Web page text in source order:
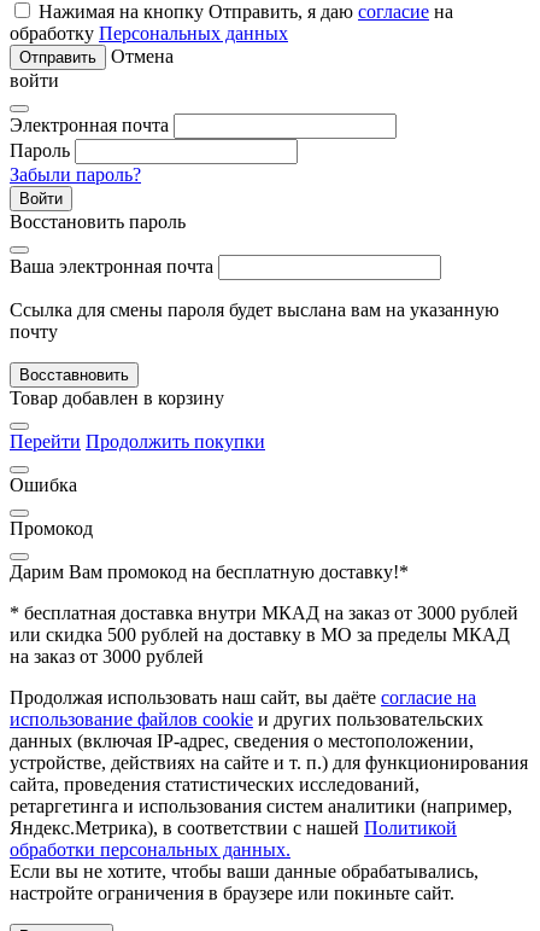
Нажимая на кнопку Отправить, я даю согласие на
обработку Персональных данных
Отправить
Отмена
войти
Электронная почта
Пароль
Забыли пароль?
Войти
Восстановить пароль
Ваша электронная почта
Ссылка для смены пароля будет выслана вам на указанную
почту
Восставновить
Товар добавлен в корзину
Перейти Продолжить покупки
Ошибка
Промокод
Дарим Вам промокод на бесплатную доставку!*
* бесплатная доставка внутри МКАД на заказ от 3000 рублей
или скидка 500 рублей на доставку в МО за пределы МКАД
на заказ от 3000 рублей
Продолжая использовать наш сайт, вы даёте согласие на
использование файлов cookie и других пользовательских
данных (включая IP-адрес, сведения о местоположении,
устройстве, действиях на сайте и т. п.) для функционирования
сайта, проведения статистических исследований,
ретаргетинга и использования систем аналитики (например,
Яндекс.Метрика), в соответствии с нашей Политикой
обработки персональных данных.
Если вы не хотите, чтобы ваши данные обрабатывались,
настройте ограничения в браузере или покиньте сайт.